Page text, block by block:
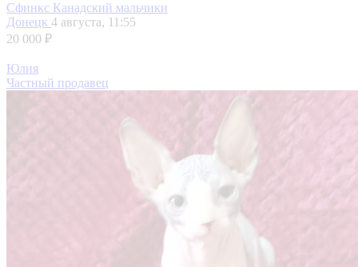
Сфинкс Канадский мальчики
Донецк 4 августа, 11:55
20 000 ₽
Юлия
Частный продавец